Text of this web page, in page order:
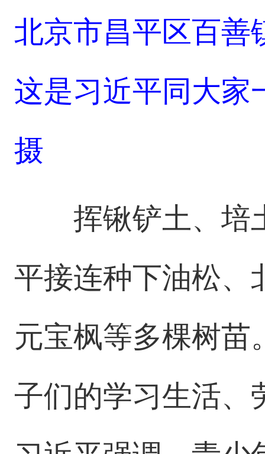
北京市昌平区百善
这是习近平同大家
摄
挥锹铲土、
平接连种下油松、
元宝枫等多棵树苗
子们的学习生活、